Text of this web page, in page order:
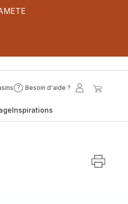
Besoin d'aide ?
Besoin
?
Mon
Inspirations